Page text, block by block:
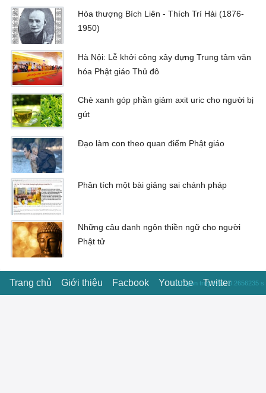
Hòa thượng Bích Liên - Thích Trí Hải (1876-
1950)
Hà Nội: Lễ khởi công xây dựng Trung tâm văn
hóa Phật giáo Thủ đô
Chè xanh góp phần giảm axit uric cho người bị
gút
Đạo làm con theo quan điểm Phật giáo
Phân tích một bài giảng sai chánh pháp
Những câu danh ngôn thiền ngữ cho người
Phật tử
Trang chủ Giới thiệu Facbook Youtube Twitter
Thời gian truy vấn : 0.2656235 s